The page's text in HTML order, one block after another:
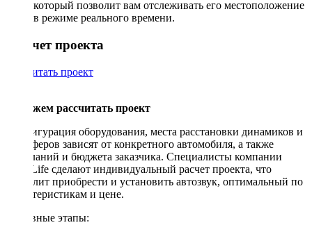
который позволит вам отслеживать его местоположение
в режиме реального времени.
Рассчет проекта
Рассчитать проект
Поможем рассчитать проект
Конфигурация оборудования, места расстановки динамиков и
сабвуферов зависят от конкретного автомобиля, а также
пожеланий и бюджета заказчика. Специалисты компании
DriveLife сделают индивидуальный расчет проекта, что
позволит приобрести и установить автозвук, оптимальный по
характеристикам и цене.
Основные этапы: